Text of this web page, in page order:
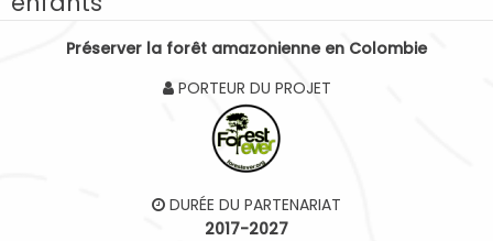
Préserver la forêt amazonienne en Colombie
PORTEUR DU PROJET
DURÉE DU PARTENARIAT
2017-2027